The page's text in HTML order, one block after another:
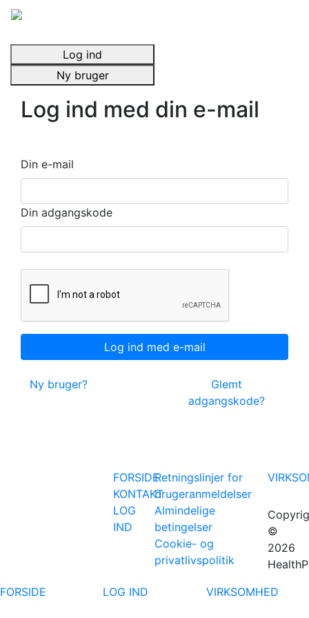
Log ind
Ny bruger
Log ind med din e-mail
Din e-mail
Din adgangskode
Ny bruger?
Glemt
adgangskode?
FORSIDE
KONTAKT
LOG
IND
Retningslinjer for
brugeranmeldelser
Almindelige
betingelser
Cookie- og
privatlivspolitik
©
2026
FORSIDE
LOG IND VIRKSOMHED